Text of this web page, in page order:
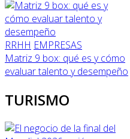
RRHH EMPRESAS
Matriz 9 box: qué es y cómo
evaluar talento y desempeño
TURISMO